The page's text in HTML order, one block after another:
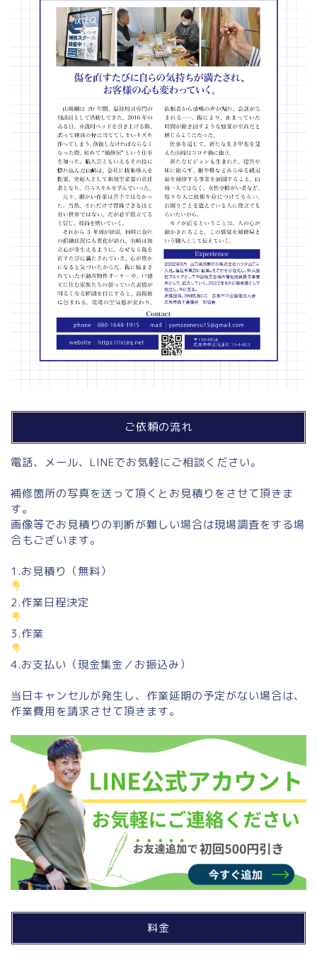
ご依頼の流れ
電話、メール、LINEでお気軽にご相談ください。
補修箇所の写真を送って頂くとお見積りをさせて頂きま
す。
画像等でお見積りの判断が難しい場合は現場調査をする場
合もございます。
1.お見積り（無料）
2.作業日程決定
3.作業
4.お支払い（現金集金／お振込み）
当日キャンセルが発生し、作業延期の予定がない場合は、
作業費用を請求させて頂きます。
料金